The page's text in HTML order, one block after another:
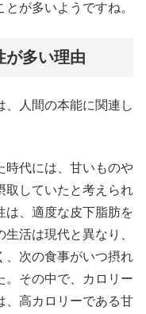
が多いようですね。
が多い理由
、人間の本能に関連し
時代には、甘いものや
取していたと考えられ
は、適度な皮下脂肪を
活は現代と異なり、
、次の食事がいつ摂れ
。その中で、カロリー
、高カロリーである甘